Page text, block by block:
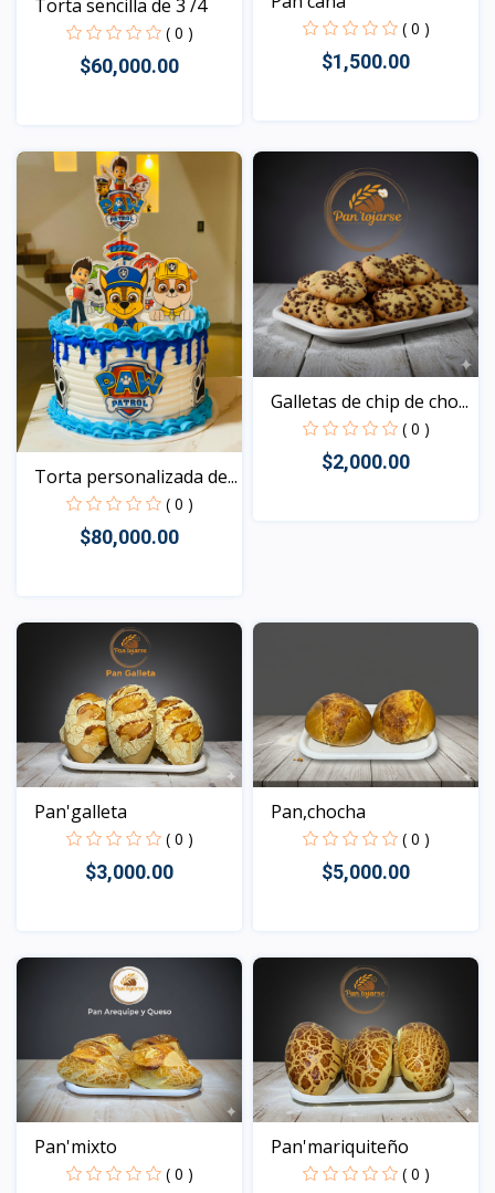
Torta sencilla de 3 /4
( 0 )
$60,000.00
Vista
( 0 )
$1,500.00
Torta personalizada de...
( 0 )
$80,000.00
Vista
Galletas de chip de cho...
( 0 )
$2,000.00
Pan'galleta
( 0 )
$3,000.00
Vista
Pan,chocha
( 0 )
$5,000.00
Vista
Pan'mixto
( 0 )
Pan'mariquiteño
( 0 )